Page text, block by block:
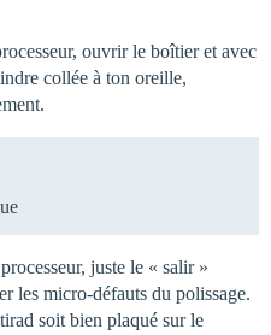
ouvrir le boîtier et avec
collée à ton oreille,
juste le « salir »
les micro-défauts du polissage.
soit bien plaqué sur le